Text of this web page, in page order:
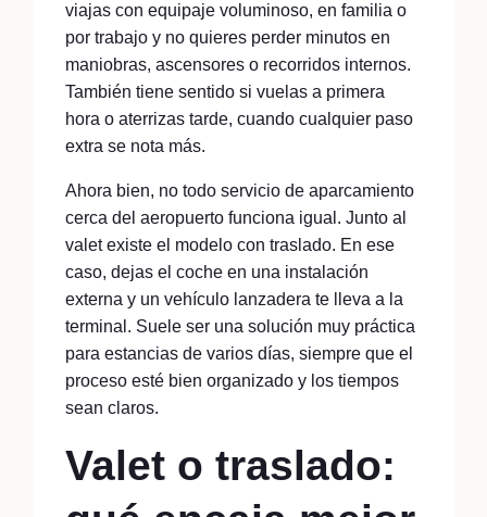
viajas con equipaje voluminoso, en familia o
por trabajo y no quieres perder minutos en
maniobras, ascensores o recorridos internos.
También tiene sentido si vuelas a primera
hora o aterrizas tarde, cuando cualquier paso
extra se nota más.
Ahora bien, no todo servicio de aparcamiento
cerca del aeropuerto funciona igual. Junto al
valet existe el modelo con traslado. En ese
caso, dejas el coche en una instalación
externa y un vehículo lanzadera te lleva a la
terminal. Suele ser una solución muy práctica
para estancias de varios días, siempre que el
proceso esté bien organizado y los tiempos
sean claros.
Valet o traslado: